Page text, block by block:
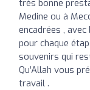
très bonne
Medine ou à
encadrées ,
pour chaque
souvenirs qui
Qu’Allah vous
travail .